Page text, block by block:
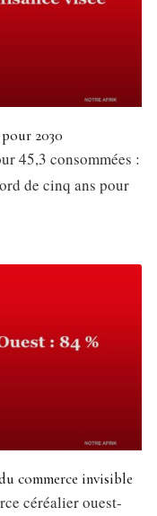
2030
45,3 consommées :
de cinq ans pour
commerce invisible
céréalier ouest-